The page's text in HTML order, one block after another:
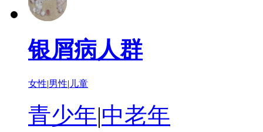
银屑病人群
女性|男性| 儿童
青少年|中老年